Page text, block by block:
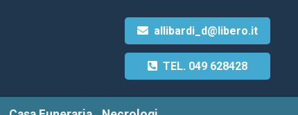
allibardi_d@libero.it
TEL. 049 628428